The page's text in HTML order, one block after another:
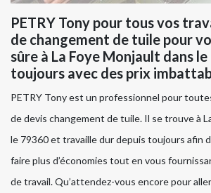
PETRY Tony pour tous vos
de changement de tuile pour
sûre à La Foye Monjault dans
toujours avec des prix
PETRY Tony est un professionnel pour
de devis changement de tuile. Il se trouve à
le 79360 et travaille dur depuis toujours afin
faire plus d’économies tout en vous
de travail. Qu’attendez-vous encore pour